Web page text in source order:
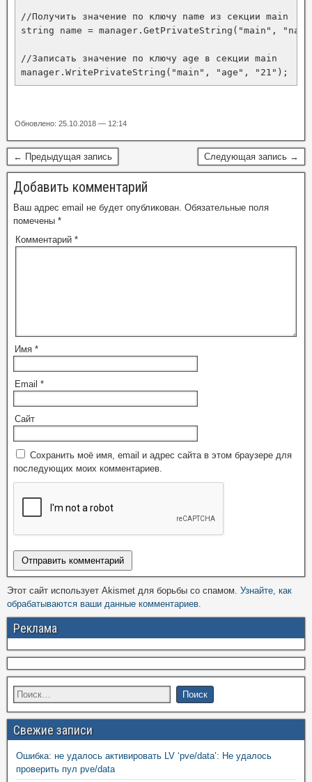
//Получить значение по ключу name из секции main
string name = manager.GetPrivateString("main",
//Записать значение по ключу age в секции main
manager.WritePrivateString("main", "age", "21");
Обновлено: 25.10.2018 — 12:14
← Предыдущая запись Следующая запись →
Добавить комментарий
Ваш адрес email не будет опубликован. Обязательные поля
помечены *
Комментарий *
Имя *
Email *
Сайт
Сохранить моё имя, email и адрес сайта в этом браузере для
последующих моих комментариев.
Этот сайт использует Akismet для борьбы со спамом. Узнайте, как
обрабатываются ваши данные комментариев.
Реклама
Свежие записи
Ошибка: не удалось активировать LV ‘pve/data’: Не удалось
проверить пул pve/data